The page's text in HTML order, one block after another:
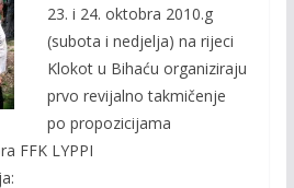
Li
23. i 24. oktobra 2010.g
(subota i nedjelja) na rijeci
Klokot u Bihaću organiziraju
prvo revijalno takmičenje
po propozicijama
FFK LYPPI